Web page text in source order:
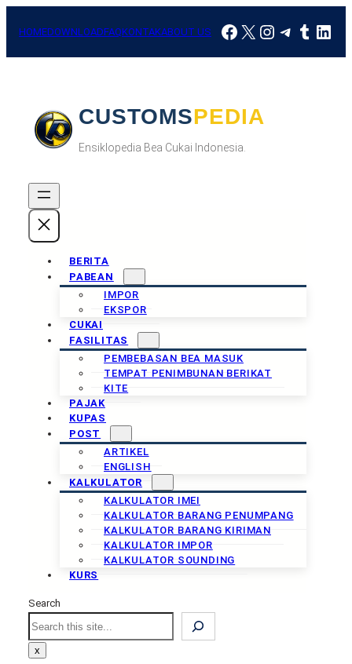
HOMEDOWNLOADFAQKONTAKABOUT US Facebook
X Instagram
CUSTOMSPEDIA
Ensiklopedia Bea Cukai Indonesia.
BERITA
PABEAN
IMPOR
EKSPOR
CUKAI
FASILITAS
PEMBEBASAN BEA MASUK
TEMPAT PENIMBUNAN BERIKAT
KITE
PAJAK
KUPAS
POST
ARTIKEL
ENGLISH
KALKULATOR
KALKULATOR IMEI
KALKULATOR BARANG PENUMPANG
KALKULATOR BARANG KIRIMAN
KALKULATOR IMPOR
KALKULATOR SOUNDING
KURS
Search
Search
x